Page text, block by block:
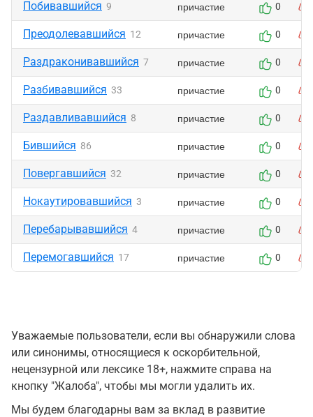
Побивавшийся 9 причастие 0
Преодолевавшийся 12 причастие 0
Раздраконивавшийся 7 причастие 0
Разбивавшийся 33 причастие 0
Раздавливавшийся 8 причастие 0
Бившийся 86 причастие 0
Повергавшийся 32 причастие 0
Нокаутировавшийся 3 причастие 0
Перебарывавшийся 4 причастие 0
Перемогавшийся 17 причастие 0
Уважаемые пользователи, если вы обнаружили слова
или синонимы, относящиеся к оскорбительной,
нецензурной или лексике 18+, нажмите справа на
кнопку "Жалоба", чтобы мы могли удалить их.
Мы будем благодарны вам за вклад в развитие